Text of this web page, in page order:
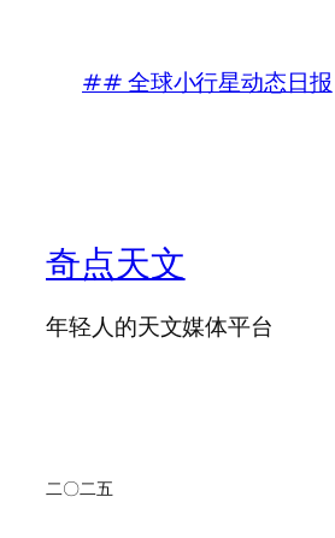
## 全球小行星动态日报
奇点天文
年轻人的天文媒体平台
二〇二五